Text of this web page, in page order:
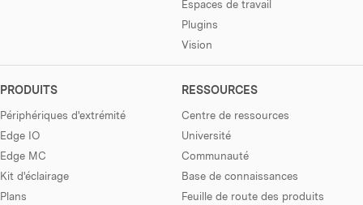
Espaces de travail
Plugins
Vision
PRODUITS
Périphériques d'extrémité
Edge IO
Edge MC
Kit d'éclairage
Plans
RESSOURCES
Centre de ressources
Université
Communauté
Base de connaissances
Feuille de route des produits